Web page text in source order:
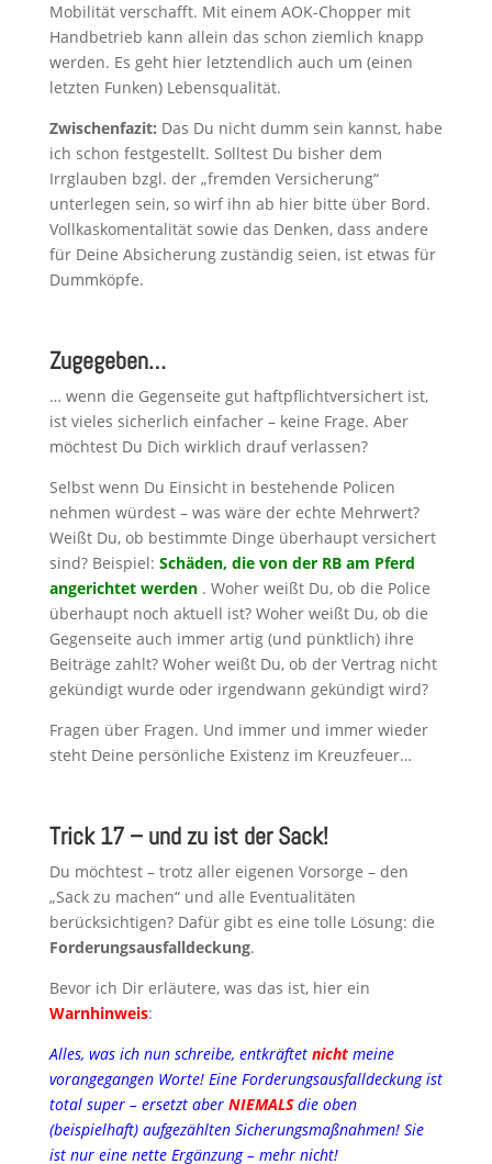
Mobilität verschafft. Mit einem AOK-Chopper mit
Handbetrieb kann allein das schon ziemlich knapp
werden. Es geht hier letztendlich auch um (einen
letzten Funken) Lebensqualität.
Zwischenfazit: Das Du nicht dumm sein kannst, habe
ich schon festgestellt. Solltest Du bisher dem
Irrglauben bzgl. der „fremden Versicherung“
unterlegen sein, so wirf ihn ab hier bitte über Bord.
Vollkaskomentalität sowie das Denken, dass andere
für Deine Absicherung zuständig seien, ist etwas für
Dummköpfe.
Zugegeben…
… wenn die Gegenseite gut haftpflichtversichert ist,
ist vieles sicherlich einfacher – keine Frage. Aber
möchtest Du Dich wirklich drauf verlassen?
Selbst wenn Du Einsicht in bestehende Policen
nehmen würdest – was wäre der echte Mehrwert?
Weißt Du, ob bestimmte Dinge überhaupt versichert
sind? Beispiel: Schäden, die von der RB am Pferd
angerichtet werden. Woher weißt Du, ob die Police
überhaupt noch aktuell ist? Woher weißt Du, ob die
Gegenseite auch immer artig (und pünktlich) ihre
Beiträge zahlt? Woher weißt Du, ob der Vertrag nicht
gekündigt wurde oder irgendwann gekündigt wird?
Fragen über Fragen. Und immer und immer wieder
steht Deine persönliche Existenz im Kreuzfeuer…
Trick 17 – und zu ist der Sack!
Du möchtest – trotz aller eigenen Vorsorge – den
„Sack zu machen“ und alle Eventualitäten
berücksichtigen? Dafür gibt es eine tolle Lösung: die
Forderungsausfalldeckung.
Bevor ich Dir erläutere, was das ist, hier ein
Warnhinweis:
Alles, was ich nun schreibe, entkräftet nichtmeine
vorangegangen Worte! Eine Forderungsausfalldeckung ist
total super – ersetzt aber NIEMALSdie oben
(beispielhaft) aufgezählten Sicherungsmaßnahmen! Sie
ist nur eine nette Ergänzung – mehr nicht!